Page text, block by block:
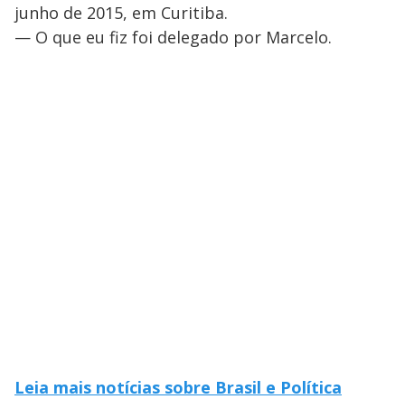
junho de 2015, em Curitiba.
— O que eu fiz foi delegado por Marcelo.
Leia mais notícias sobre Brasil e Política